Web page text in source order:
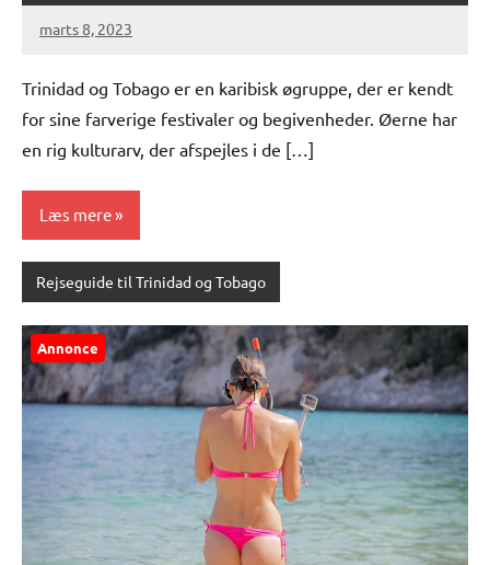
marts 8, 2023
Trinidad og Tobago er en karibisk øgruppe, der er kendt
for sine farverige festivaler og begivenheder. Øerne har
en rig kulturarv, der afspejles i de […]
Læs mere
Rejseguide til Trinidad og Tobago
Annonce